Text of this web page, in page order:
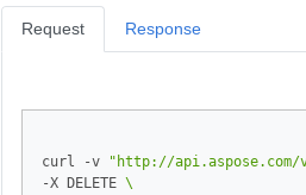
Request
curl -v "http://api.aspose.com/
-X DELETE
Response